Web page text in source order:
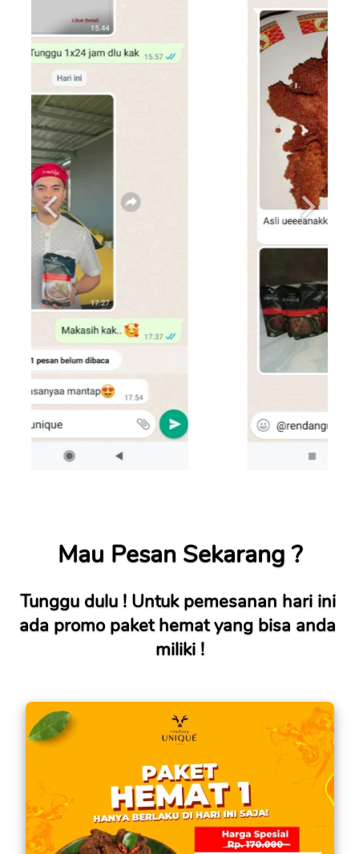
Mau Pesan Sekarang ?
Tunggu dulu ! Untuk pemesanan hari ini
ada promo paket hemat yang bisa anda
miliki !